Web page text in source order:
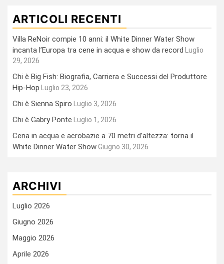
ARTICOLI RECENTI
Villa ReNoir compie 10 anni: il White Dinner Water Show
incanta l’Europa tra cene in acqua e show da record
Luglio
29, 2026
Chi è Big Fish: Biografia, Carriera e Successi del Produttore
Hip-Hop
Luglio 23, 2026
Chi è Sienna Spiro Luglio 3, 2026
Chi è Gabry Ponte Luglio 1, 2026
Cena in acqua e acrobazie a 70 metri d’altezza: torna il
White Dinner Water ShowGiugno 30, 2026
ARCHIVI
Luglio 2026
Giugno 2026
Maggio 2026
Aprile 2026